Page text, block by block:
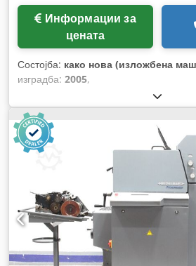
цената
Состојба: како нова (изложбена
изградба: 2005,